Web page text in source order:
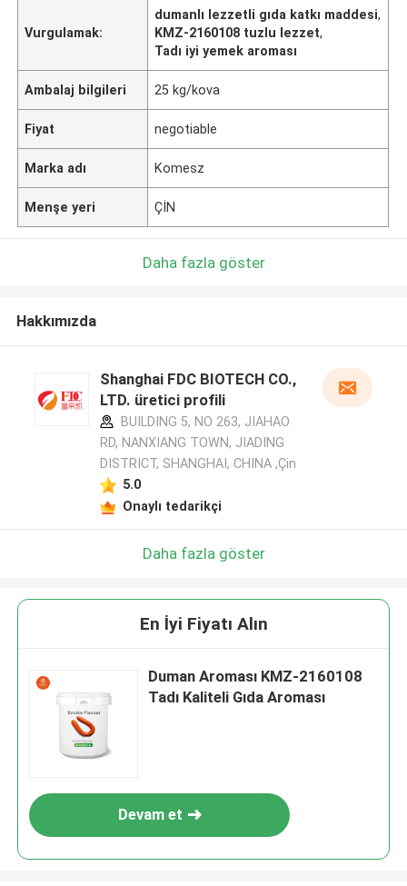
Vurgulamak:
dumanlı lezzetli gıda katkı maddesi,
KMZ-2160108 tuzlu lezzet,
Tadı iyi yemek aroması
Ambalaj bilgileri 25 kg/kova
Fiyat negotiable
Marka adı Komesz
Menşe yeri ÇİN
Daha fazla göster
Hakkımızda
Shanghai FDC BIOTECH CO.,
LTD. üretici profili
BUILDING 5, NO 263, JIAHAO
RD, NANXIANG TOWN, JIADING
DISTRICT, SHANGHAI, CHINA ,Çin
5.0
Onaylı tedarikçi
Daha fazla göster
En İyi Fiyatı Alın
Duman Aroması KMZ-2160108
Tadı Kaliteli Gıda Aroması
Devam et